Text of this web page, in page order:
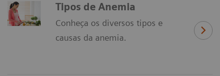
Tipos de Anemia
Conheça os diversos tipos e
causas da anemia.